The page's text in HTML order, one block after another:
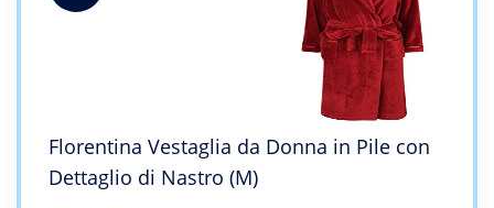
Florentina Vestaglia da Donna in Pile con
Dettaglio di Nastro (M)